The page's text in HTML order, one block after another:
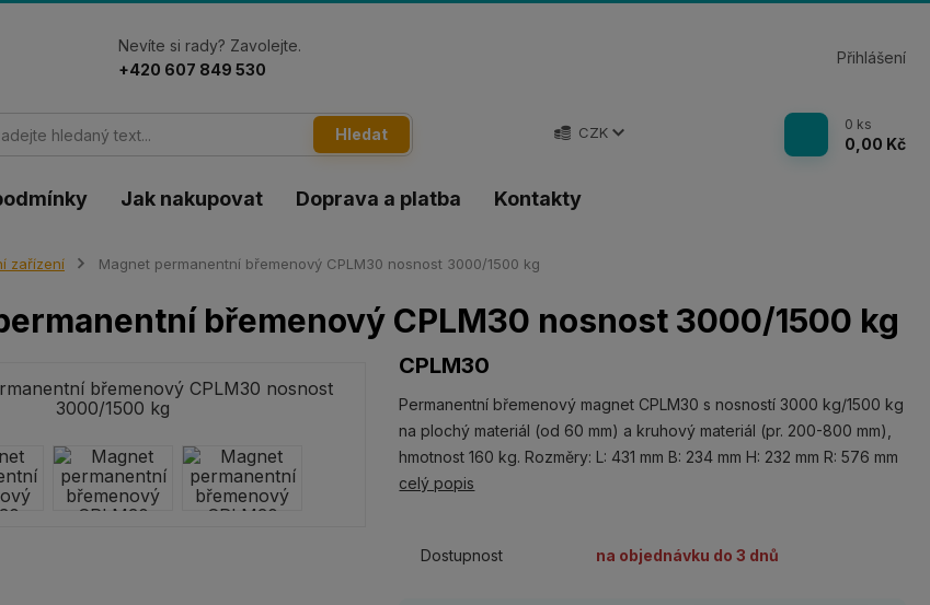
Jak nakupovat Doprava a platba Kontakty
CZK
Přihlášení
Hledat
Nevíte si rady? Zavolejte.
+420 607 849 530
0 ks
0,00 Kč
zařízení Magnet permanentní břemenový CPLM30 nosnost 3000/1500 kg
břemenový CPLM30 nosnost 3000/1500 kg
CPLM30
Permanentní břemenový magnet CPLM30 s nosností 3000 kg/1500 kg
na plochý materiál (od 60 mm) a kruhový materiál (pr. 200-800 mm),
hmotnost 160 kg. Rozměry: L: 431 mm B: 234 mm H: 232 mm R: 576 mm
celý popis
Dostupnost na objednávku do 3 dnů